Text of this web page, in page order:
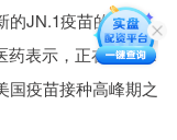
JN.1疫苗的授权，
药表示，正在与FDA
国疫苗接种高峰期之